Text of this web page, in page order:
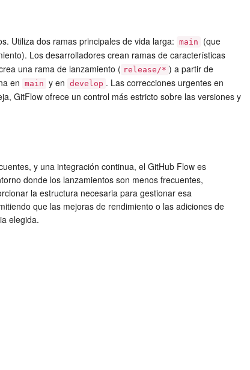
Utiliza dos ramas principales de vida larga: main
(que
Los desarrolladores crean ramas de características
una rama de lanzamiento ( release/* ) a partir de
en main y en develop . Las correcciones urgentes en
GitFlow ofrece un control más estricto sobre las versiones y
y una integración continua, el GitHub Flow es
donde los lanzamientos son menos frecuentes,
la estructura necesaria para gestionar esa
que las mejoras de rendimiento o las adiciones de
elegida.